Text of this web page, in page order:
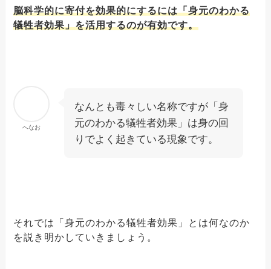
脳科学的に寄付を効果的にするには「身元のわかる
犠牲者効果」を活用するのが有効です。
へなお
なんとも毒々しい名称ですが「身
元のわかる犠牲者効果」は身の回
りでよく起きている現象です。
それでは「身元のわかる犠牲者効果」とは何なのか
を説き明かしていきましょう。